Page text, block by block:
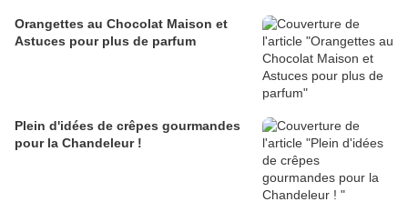
Orangettes au Chocolat Maison et
Astuces pour plus de parfum
Plein d'idées de crêpes gourmandes
pour la Chandeleur !